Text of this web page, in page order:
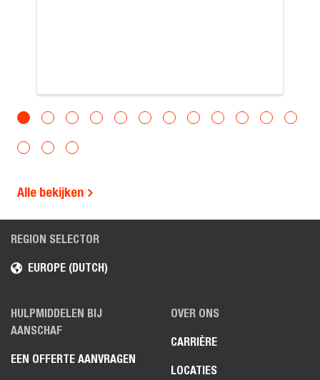
Alle bekijken
REGION SELECTOR
EUROPE (DUTCH)
HULPMIDDELEN BIJ
AANSCHAF
EEN OFFERTE AANVRAGEN
OVER ONS
CARRIÈRE
LOCATIES